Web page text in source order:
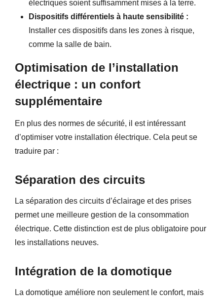
électriques soient suffisamment mises à la terre.
Dispositifs différentiels à haute sensibilité :
Installer ces dispositifs dans les zones à risque,
comme la salle de bain.
Optimisation de l’installation
électrique : un confort
supplémentaire
En plus des normes de sécurité, il est intéressant
d’optimiser votre installation électrique. Cela peut se
traduire par :
Séparation des circuits
La séparation des circuits d’éclairage et des prises
permet une meilleure gestion de la consommation
électrique. Cette distinction est de plus obligatoire pour
les installations neuves.
Intégration de la domotique
La domotique améliore non seulement le confort, mais